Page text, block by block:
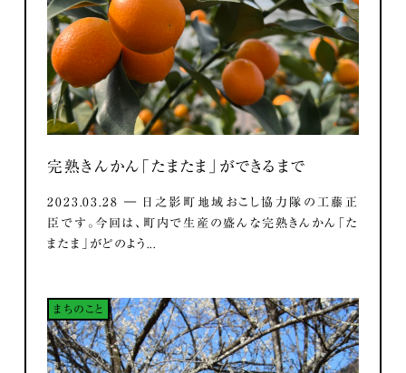
完熟きんかん「たまたま」ができるまで
2023.03.28 ― 日之影町地域おこし協力隊の工藤正
臣です。今回は、町内で生産の盛んな完熟きんかん「た
またま」がどのよう...
まちのこと